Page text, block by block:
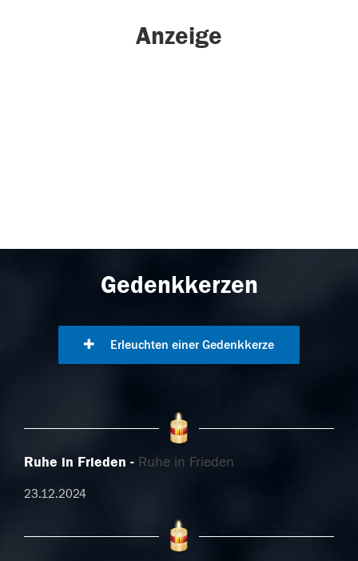
Anzeige
Gedenkkerzen
Erleuchten einer Gedenkkerze
Ruhe in Frieden Ruhe in Frieden
23.12.2024